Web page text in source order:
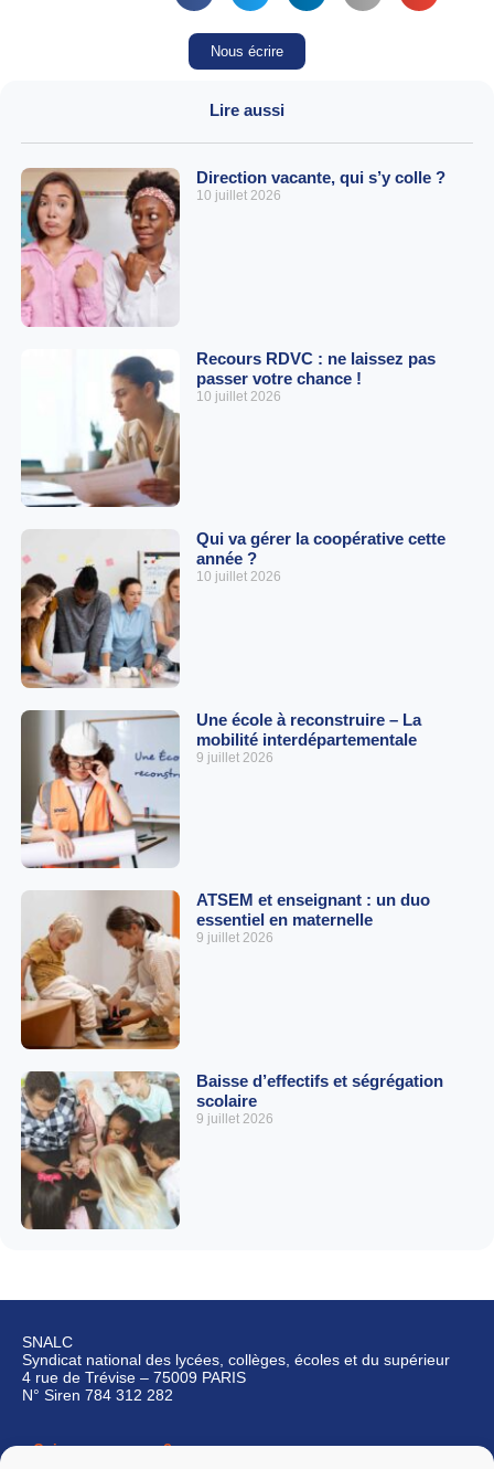
Nous écrire
Lire aussi
Direction vacante, qui s’y colle ?
10 juillet 2026
Recours RDVC : ne laissez pas
passer votre chance !
10 juillet 2026
Qui va gérer la coopérative cette
année ?
10 juillet 2026
Une école à reconstruire – La
mobilité interdépartementale
9 juillet 2026
ATSEM et enseignant : un duo
essentiel en maternelle
9 juillet 2026
Baisse d’effectifs et ségrégation
scolaire
9 juillet 2026
SNALC
Syndicat national des lycées, collèges, écoles et du supérieur
4 rue de Trévise – 75009 PARIS
N° Siren 784 312 282
Qui sommes-nous ?